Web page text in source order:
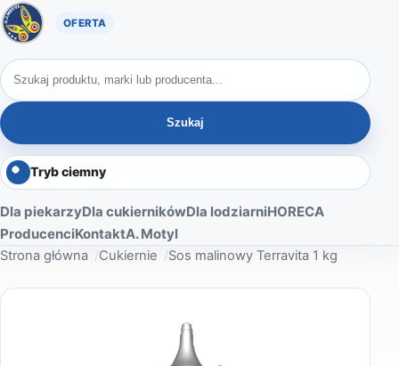
Oferta A. Motyl
Szukaj produktów
Szukaj
Tryb ciemny
Dla piekarzyDla cukiernikówDla lodziarniHORECA
ProducenciKontaktA. Motyl
Strona główna Cukiernie Sos malinowy Terravita 1 kg